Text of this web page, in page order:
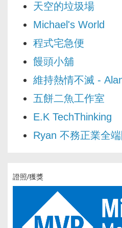
天空的垃圾場
Michael's World
程式宅急便
饅頭小舖
維持熱情不滅 -
五餅二魚工作室
E.K TechThinking
Ryan 不務正業全
證照/獲獎